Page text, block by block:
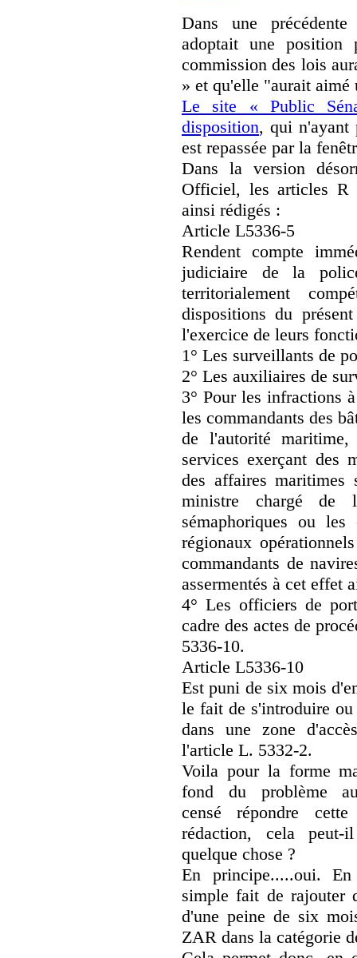
Dans une
adoptait une
commission des lois
» et qu'elle "aurait
Le site « Public
disposition, qui n'ayant
est repassée par la
Dans la version
Officiel, les articles R
ainsi rédigés :
Article L5336-5
Rendent compte
judiciaire de la
territorialement
dispositions du
l'exercice de leurs
1° Les surveillants de
2° Les auxiliaires de
3° Pour les infractions
les commandants des
de l'autorité
services exerçant des
des affaires
ministre chargé de
sémaphoriques ou
régionaux
commandants de
assermentés à cet effet
4° Les officiers de
cadre des actes de
5336-10.
Article L5336-10
Est puni de six mois
le fait de s'introduire
dans une zone
l'article L. 5332-2.
Voila pour la forme
fond du problème
censé répondre cette
rédaction, cela peut-
quelque chose ?
En principe.....oui.
simple fait de rajouter
d'une peine de six
ZAR dans la catégorie